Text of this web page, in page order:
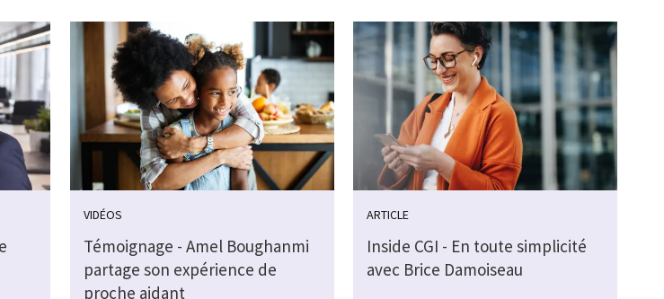
VIDÉOS
Témoignage - Amel Boughanmi
partage son expérience de
proche aidant
ARTICLE
Inside CGI - En toute simplicité
avec Brice Damoiseau